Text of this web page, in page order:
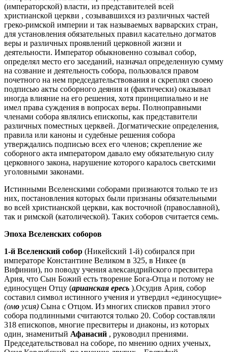
(императорской) власти, из представителей всей
христианской церкви , созывавшихся из различных частей
греко-римской империи и так называемых варварских стран,
для установления обязательных правил касательно догматов
веры и различных проявлений церковной жизни и
деятельности. Император обыкновенно созывал собор,
определял место его заседаний, назначал определенную сумму
на созвание и деятельность собора, пользовался правом
почетного на нем председательствования и скреплял своею
подписью акты соборного деяния и (фактически) оказывал
иногда влияние на его решения, хотя принципиально и не
имел права суждения в вопросах веры. Полноправными
членами собора являлись епископы, как представители
различных поместных церквей. Догматические определения,
правила или каноны и судебные решения собора
утверждались подписью всех его членов; скрепление же
соборного акта императором давало ему обязательную силу
церковного закона, нарушение которого каралось светскими
уголовными законами.
Истинными Вселенскими соборами признаются только те из
них, постановления которых были признаны обязательными
во всей христианской церкви, как восточной (православной),
так и римской (католической). Таких соборов считается семь.
Эпоха Вселенских соборов
1-й Вселенский собор (Никейский 1-й) собирался при
императоре Константине Великом в 325, в Никее (в
Вифинии), по поводу учения александрийского пресвитера
Ария, что Сын Божий есть творение Бога-Отца и потому не
единосущен Отцу (арианская ересь ).Осудив Ария, собор
составил символ истинного учения и утвердил «единосущие»
(омо усия) Сына с Отцом. Из многих списков правил этого
собора подлинными считаются только 20. Собор составляли
318 епископов, многие пресвитеры и диаконы, из которых
один, знаменитый Афанасий , руководил прениями.
Председательствовал на соборе, по мнению одних ученых,